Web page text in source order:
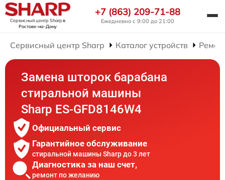
Сервисный центр Sharpв
Ростове-на-Дону
+7 (863) 209-71-88
Ежедневно с 9:00 до 21:00
Сервисный центр Sharp Каталог устройств
Замена шторок барабана
стиральной машины
Sharp ES-GFD8146W4
Официальный сервис
Гарантийное обслуживание
стиральной машины Sharp до 3 лет
Диагностика за наш счет,
ремонт по желанию